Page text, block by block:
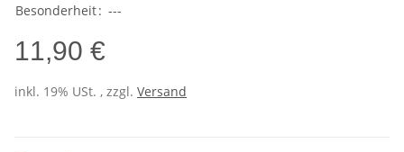
Besonderheit: ---
11,90 €
inkl. 19% USt. , zzgl. Versand